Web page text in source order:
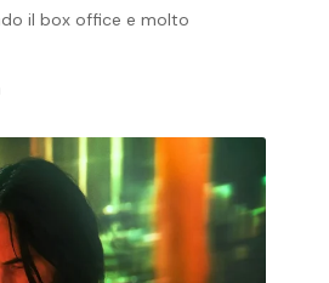
il box office e molto